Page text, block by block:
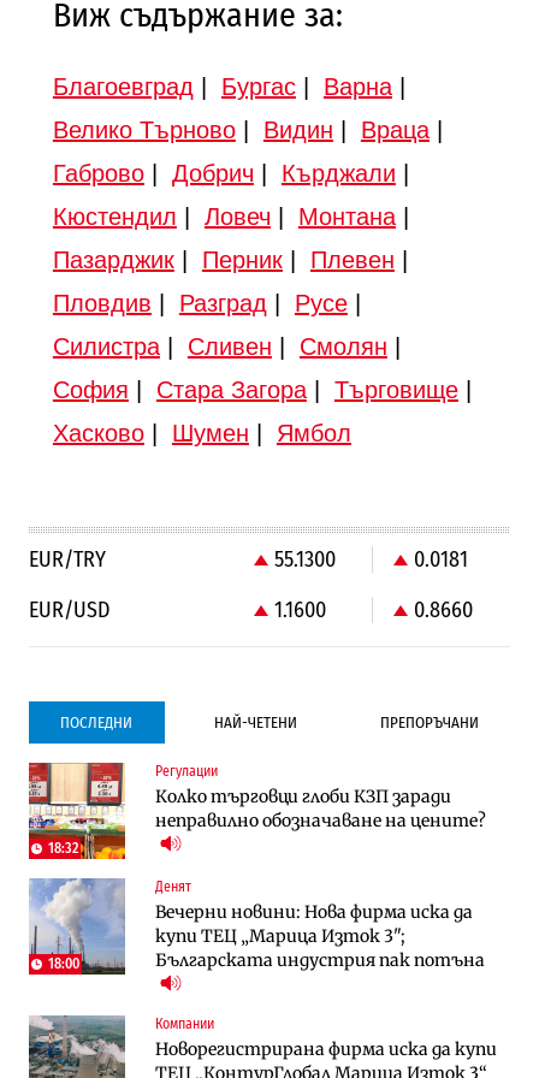
Виж съдържание за:
Благоевград Бургас| Варна|
Велико Търново| Видин Враца|
Габрово| Добрич Кърджали
Кюстендил
Ловеч Монтана|
Пазарджик| Перник| Плевен
Пловдив
Разград Русе|
Силистра| Сливен Смолян
София
Стара Загора| Търговище|
Хасково| Шумен Ямбол
EUR/TRY 55.1300
0.0181
EUR/USD
1.1600 0.8660
ПОСЛЕДНИ НАЙ-ЧЕТЕНИ ПРЕПОРЪЧАНИ
18:32
Регулации
Колко търговци глоби КЗП заради
неправилно обозначаване на цените?
18:00
Денят
Вечерни новини: Нова фирма иска да
купи ТЕЦ „Марица Изток 3";
Българската индустрия пак потъна
Компании
Новорегистрирана фирма иска да купи
ТЕЦ „КонтурГлобал Марица Изток 3“
Градоустройство
Столична община избра изпълнител за
преместването на трамвайното
трасе по бул. „Скобелев“
Компании
„Ендуросат“ ще строи огромен
космически и отбранителен център в
Доброславци
Държавният ТЕЦ „Марица изток 2“
работи с 5 блока
Градоустройство
Столична община избра изпълнител за
преместването на трамвайното
трасе по бул. „Скобелев“
Енергетика
Държавният ТЕЦ „Марица изток 2“
работи с 5 блока
„Ендуросат“ ще строи огромен
космически и отбранителен център в